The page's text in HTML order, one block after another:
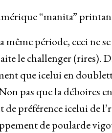
“manita”
période, ceci ne
le challenger (rires).
que icelui en
pas que la déboires
préférence icelui de
de poularde